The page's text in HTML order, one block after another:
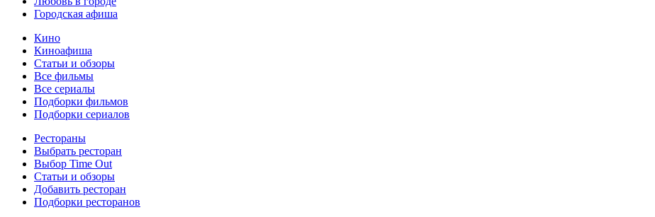
Городская афиша
Кино
Киноафиша
Статьи и обзоры
Все фильмы
Все сериалы
Подборки фильмов
Подборки сериалов
Рестораны
Выбрать ресторан
Выбор Time Out
Статьи и обзоры
Добавить ресторан
Подборки ресторанов